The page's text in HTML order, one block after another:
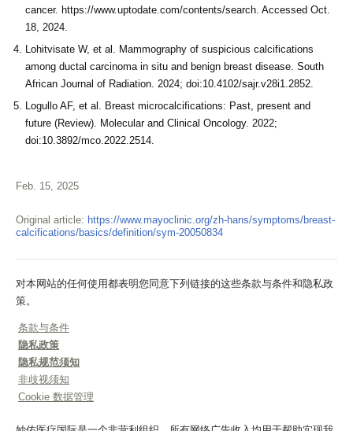
cancer. https://www.uptodate.com/contents/search. Accessed Oct.
18, 2024.
Lohitvisate W, et al. Mammography of suspicious calcifications
among ductal carcinoma in situ and benign breast disease. South
African Journal of Radiation. 2024; doi:10.4102/sajr.v28i1.2852.
Logullo AF, et al. Breast microcalcifications: Past, present and
future (Review). Molecular and Clinical Oncology. 2022;
doi:10.3892/mco.2022.2514.
Feb. 15, 2025
Original article: https://www.mayoclinic.org/zh-hans/symptoms/breast-
calcifications/basics/definition/sym-20050834
对本网站的任何使用都表明您同意下列链接的这些条款与条件和隐私政
策。
条款与条件
隐私政策
隐私规范须知
非歧视须知
Cookie 数据管理